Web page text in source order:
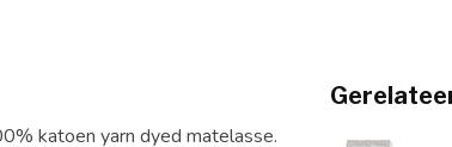
katoen yarn dyed matelasse.